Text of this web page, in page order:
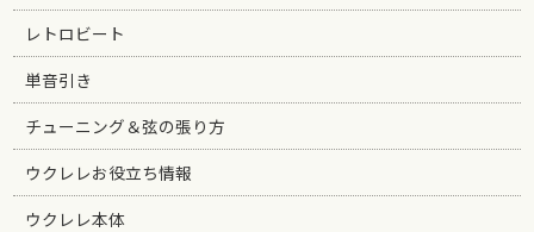
レトロビート
単音引き
チューニング＆弦の張り方
ウクレレお役立ち情報
ウクレレ本体